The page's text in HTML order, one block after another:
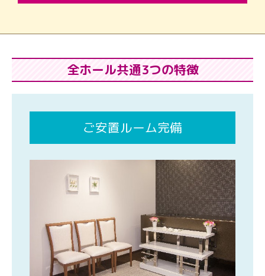
全ホール共通3つの特徴
ご安置ルーム完備